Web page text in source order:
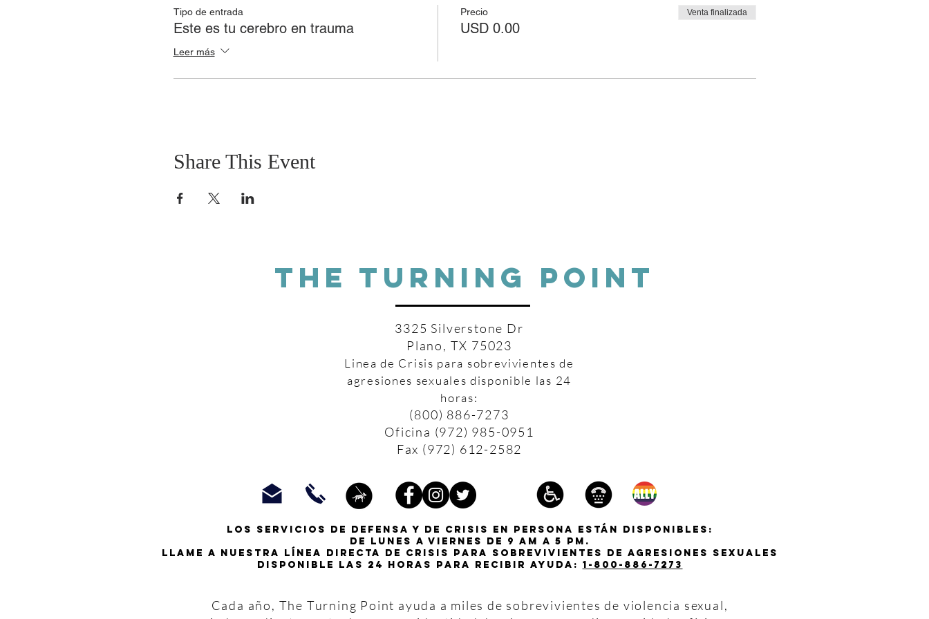
Tipo de entrada
Este es tu cerebro en trauma
Leer más
Precio
USD 0.00
Venta finalizada
Share This Event
THE TURNING POINT
3325 Silverstone Dr
Plano, TX 75023
Linea de Crisis para sobrevivientes de
agresiones sexuales disponible las 24
horas:
(800) 886-7273
Oficina (972) 985-0951
Fax (972) 612-2582
Los servicios de defensa y de crisis en persona están disponibles:
de lunes a viernes de 9 am a 5 pm.
Llame a nuestra línea directa de crisis para sobrevivientes de agresiones sexuales
disponible las 24 horas para recibir ayuda: 1-800-886-7273
Cada año, The Turning Point ayuda a miles de sobrevivientes de violencia sexual,